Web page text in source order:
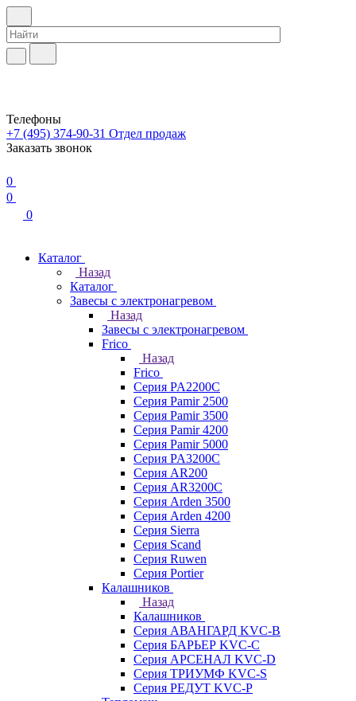
Телефоны
+7 (495) 374-90-31 Отдел продаж
Заказать звонок
0
0
0
Каталог
Назад
Каталог
Завесы с электронагревом
Назад
Завесы с электронагревом
Frico
Назад
Frico
Серия PA2200C
Серия Pamir 2500
Серия Pamir 3500
Серия Pamir 4200
Серия Pamir 5000
Серия PA3200C
Серия AR200
Серия AR3200C
Серия Arden 3500
Серия Arden 4200
Серия Sierra
Серия Scand
Серия Ruwen
Серия Portier
Калашников
Назад
Калашников
Серия АВАНГАРД KVC-B
Серия БАРЬЕР KVC-C
Серия АРСЕНАЛ KVC-D
Серия ТРИУМФ KVC-S
Серия РЕДУТ KVC-P